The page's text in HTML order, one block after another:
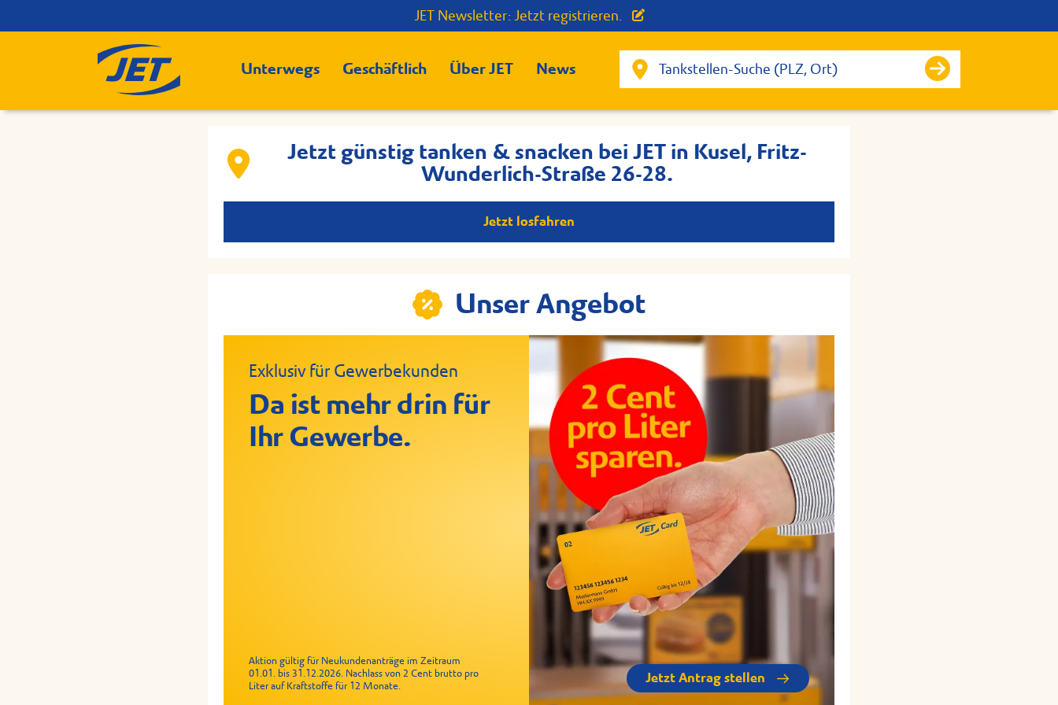
JET Newsletter: Jetzt registrieren.
Unterwegs Geschäftlich Über JET News
Jetzt günstig tanken & snacken bei JET in Kusel, Fritz-
Wunderlich-Straße 26-28.
Jetzt losfahren
Unser Angebot
Exklusiv für Gewerbekunden
Da ist mehr drin für
Ihr Gewerbe.
Aktion gültig für Neukundenanträge im Zeitraum
01.01. bis 31.12.2026. Nachlass von 2 Cent brutto pro
Liter auf Kraftstoffe für 12 Monate.
Jetzt Antrag stellen
Crispy Chicken Baguette
Geflügelrolle